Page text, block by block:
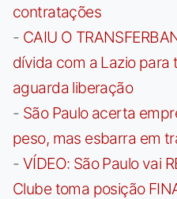
contratações
- CAIU O
dívida com a Lazio para
aguarda liberação
- São Paulo acerta
peso, mas esbarra em
- VÍDEO: São Paulo vai
Clube toma posição